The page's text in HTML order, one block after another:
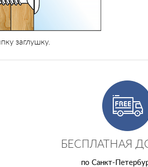
заглушку.
БЕСПЛАТНАЯ
по Санкт-